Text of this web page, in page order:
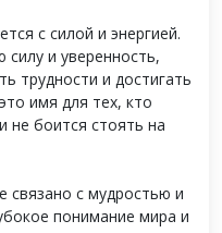
с силой и энергией.
и уверенность,
трудности и достигать
имя для тех, кто
не боится стоять на
связано с мудростью и
понимание мира и